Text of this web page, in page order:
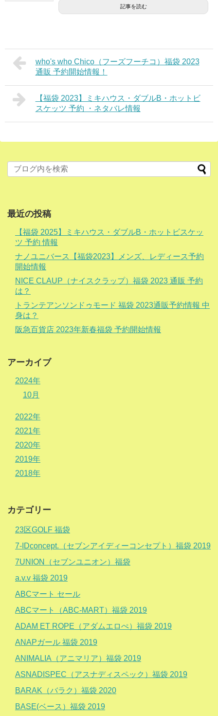
記事を読む
who's who Chico（フーズフーチコ）福袋 2023
通販 予約開始情報！
【福袋 2023】ミキハウス・ダブルB・ホットビ
スケッツ 予約 ・ネタバレ情報
最近の投稿
【福袋 2025】ミキハウス・ダブルB・ホットビスケッ
ツ 予約 情報
ナノユニバース【福袋2023】メンズ、レディース予約
開始情報
NICE CLAUP（ナイスクラップ）福袋 2023 通販 予約
は？
トランテアンソンドゥモード 福袋 2023通販予約情報 中
身は？
阪急百貨店 2023年新春福袋 予約開始情報
アーカイブ
2024年
10月
2022年
2021年
2020年
2019年
2018年
カテゴリー
23区GOLF 福袋
7-IDconcept.（セブンアイディーコンセプト）福袋 2019
7UNION（セブンユニオン）福袋
a.v.v 福袋 2019
ABCマート セール
ABCマート（ABC-MART）福袋 2019
ADAM ET ROPE（アダムエロぺ）福袋 2019
ANAPガール 福袋 2019
ANIMALIA（アニマリア）福袋 2019
ASNADISPEC（アスナディスペック）福袋 2019
BARAK（バラク）福袋 2020
BASE(ベース）福袋 2019